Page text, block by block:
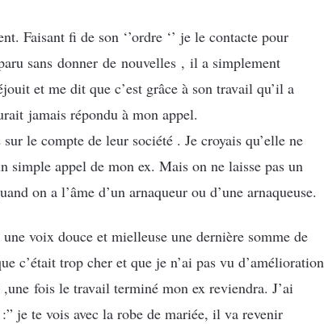
Faisant fi de son ‘’ordre ‘’ je le contacte pour
sans donner de nouvelles , il a simplement
et me dit que c’est grâce à son travail qu’il a
jamais répondu à mon appel.
le compte de leur société . Je croyais qu’elle ne
simple appel de mon ex. Mais on ne laisse pas un
on a l’âme d’un arnaqueur ou d’une arnaqueuse.
voix douce et mielleuse une dernière somme de
c’était trop cher et que je n’ai pas vu d’amélioration
fois le travail terminé mon ex reviendra. J’ai
je te vois avec la robe de mariée, il va revenir